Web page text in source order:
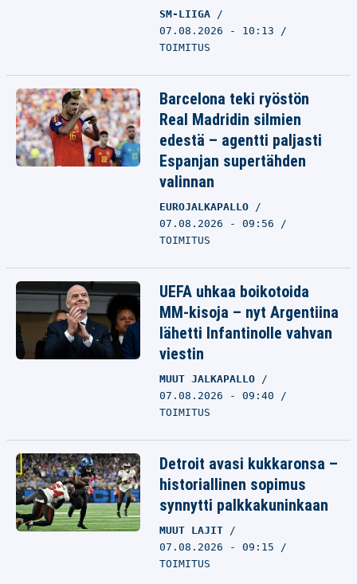
SM-LIIGA
07.08.2026 - 10:13
TOIMITUS
Barcelona teki ryöstön
Real Madridin silmien
edestä – agentti paljasti
Espanjan supertähden
valinnan
EUROJALKAPALLO
07.08.2026 - 09:56
TOIMITUS
UEFA uhkaa boikotoida
MM-kisoja – nyt Argentiina
lähetti Infantinolle vahvan
viestin
MUUT JALKAPALLO
07.08.2026 - 09:40
TOIMITUS
Detroit avasi kukkaronsa –
historiallinen sopimus
synnytti palkkakuninkaan
MUUT LAJIT
07.08.2026 - 09:15
TOIMITUS